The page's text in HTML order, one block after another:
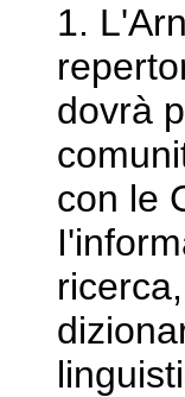
1.
dovrà
con le